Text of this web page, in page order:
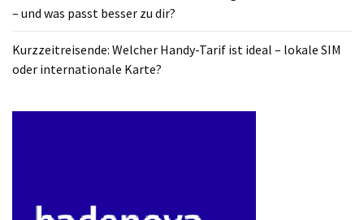
– und was passt besser zu dir?
Kurzzeitreisende: Welcher Handy-Tarif ist ideal – lokale SIM
oder internationale Karte?